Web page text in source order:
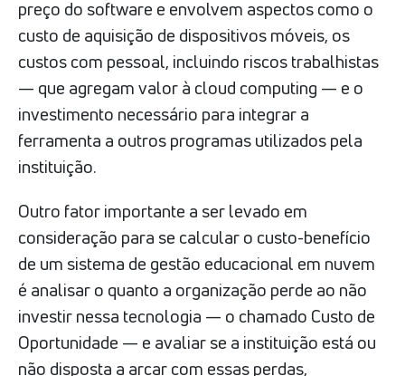
preço do software e envolvem aspectos como o
custo de aquisição de dispositivos móveis, os
custos com pessoal, incluindo riscos trabalhistas
— que agregam valor à cloud computing — e o
investimento necessário para integrar a
ferramenta a outros programas utilizados pela
instituição.
Outro fator importante a ser levado em
consideração para se calcular o custo-benefício
de um sistema de gestão educacional em nuvem
é analisar o quanto a organização perde ao não
investir nessa tecnologia — o chamado Custo de
Oportunidade — e avaliar se a instituição está ou
não disposta a arcar com essas perdas,